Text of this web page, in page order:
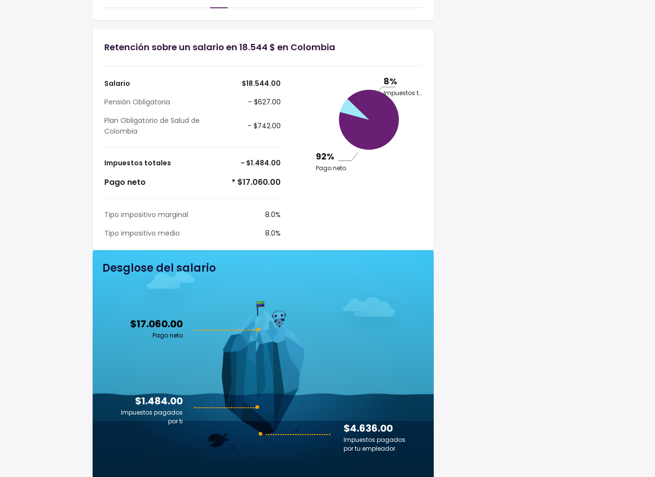
Retención sobre un salario en 18.544 $ en Colombia
Salario
$18.544.00
Pensión Obligatoria
- $627.00
Plan Obligatorio de Salud de
Colombia
- $742.00
Impuestos totales - $1.484.00
Pago neto * $17.060.00
Tipo impositivo marginal
8.0%
Tipo impositivo medio
8.0%
8%
Impuestos totales
92%
Pago neto
Desglose del salario
$17.060.00
Pago neto
$4.636.00
Impuestos pagados
por tu empleador
$1.484.00
Impuestos pagados
por ti